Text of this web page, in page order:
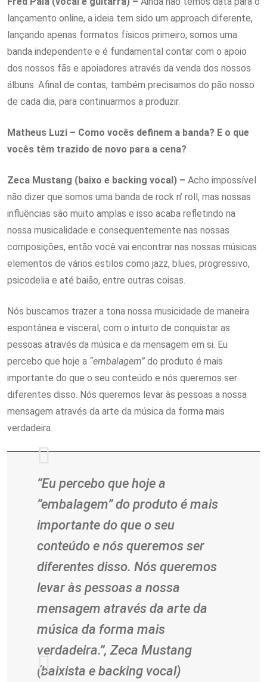
lançamento online, a ideia tem sido um approach diferente,
lançando apenas formatos físicos primeiro, somos uma
banda independente e é fundamental contar com o apoio
dos nossos fãs e apoiadores através da venda dos nossos
álbuns. Afinal de contas, também precisamos do pão nosso
de cada dia, para continuarmos a produzir.
Matheus Luzi – Como vocês definem a banda? E o que
vocês têm trazido de novo para a cena?
Zeca Mustang (baixo e backing vocal) – Acho impossível
não dizer que somos uma banda de rock n’ roll, mas nossas
influências são muito amplas e isso acaba refletindo na
nossa musicalidade e consequentemente nas nossas
composições, então você vai encontrar nas nossas músicas
elementos de vários estilos como jazz, blues, progressivo,
psicodelia e até baião, entre outras coisas.
Nós buscamos trazer a tona nossa musicidade de maneira
espontânea e visceral, com o intuito de conquistar as
pessoas através da música e da mensagem em si. Eu
percebo que hoje a “embalagem” do produto é mais
importante do que o seu conteúdo e nós queremos ser
diferentes disso. Nós queremos levar às pessoas a nossa
mensagem através da arte da música da forma mais
verdadeira.
“Eu percebo que hoje a
“embalagem”do produto é mais
importante do que o seu
conteúdo e nós queremos ser
diferentes disso. Nós queremos
levar às pessoas a nossa
mensagem através da arte da
música da forma mais
verdadeira.”, Zeca Mustang
(baixista e backing vocal)